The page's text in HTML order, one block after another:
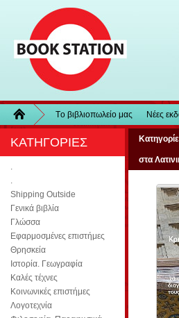
Τo βιβλιοπωλείo μας Νέες
ΚΑΤΗΓΟΡΙΕΣ
.
.
Shipping Outside
Γενικά βιβλία
Γλώσσα
Εφαρμοσμένες επιστήμες
Θρησκεία
Ιστορία. Γεωγραφία
Καλές τέχνες
Κοινωνικές επιστήμες
Λογοτεχνία
στα